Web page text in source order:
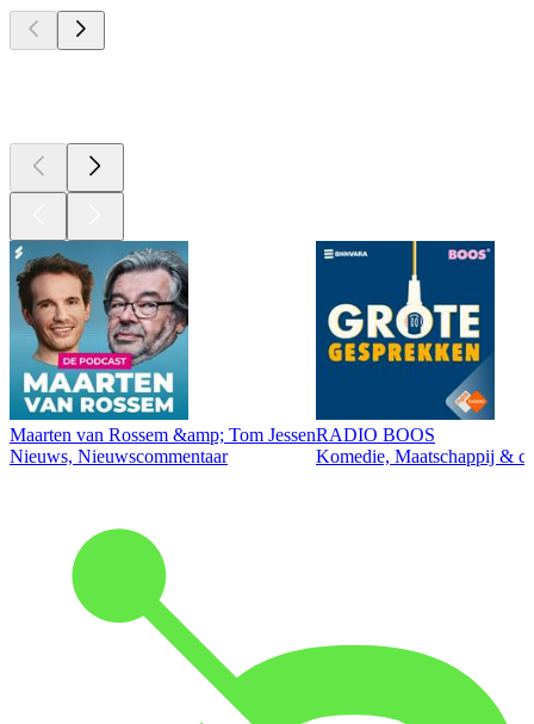
Maarten van Rossem &amp; Tom Jessen
Nieuws, Nieuwscommentaar
RADIO BOOS
Komedie, Maatschappij &